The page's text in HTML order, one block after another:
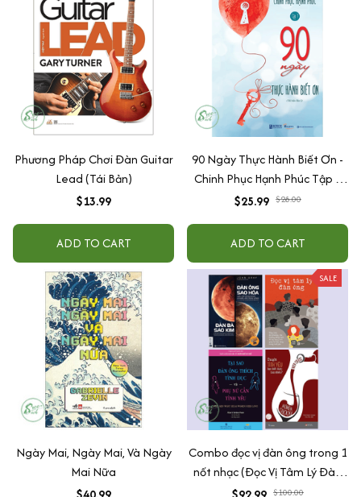
Phương Pháp Chơi Đàn Guitar
Lead (Tái Bản)
$13.99
ADD TO CART
90 Ngày Thực Hành Biết Ơn -
Chinh Phục Hạnh Phúc Tập 1
(Tái bản 2021)
$25.99 $28.00
ADD TO CART
Ngày Mai, Ngày Mai, Và Ngày
Mai Nữa
SALE
Combo đọc vị đàn ông trong 1
nốt nhạc (Đọc Vị Tâm Lý Đàn
Ông + Chuyện Tình Yêu Bạn
$100.00